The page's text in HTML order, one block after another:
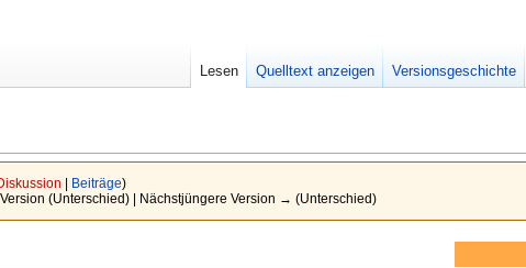
Beiträge)
Version (Unterschied) | Nächstjüngere Version → (Unterschied)
Lesen Quelltext anzeigen Versionsgeschichte